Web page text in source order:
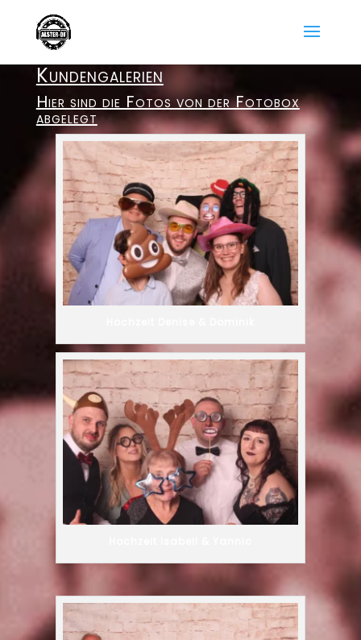
Kundengalerien
Hier sind die Fotos von der Fotobox
abgelegt